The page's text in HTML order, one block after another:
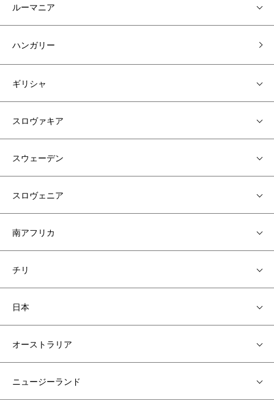
ルーマニア
ハンガリー
ギリシャ
スロヴァキア
スウェーデン
スロヴェニア
南アフリカ
チリ
日本
オーストラリア
ニュージーランド